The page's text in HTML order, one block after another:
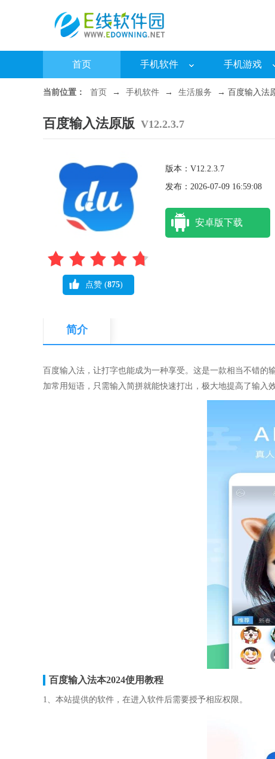
首页 手机软件 手机游戏
当前位置： 首页 → 手机软件 → 生活服务 → 百度输入法
百度输入法原版 V12.2.3.7
点赞 (875)
版本：V12.2.3.7
发布：2026-07-09 16:59:08
安卓版下载
简介
百度输入法，让打字也能成为一种享受。这是一款相当不错
加常用短语，只需输入简拼就能快速打出，极大地提高了输入
百度输入法本2024使用教程
1、本站提供的软件，在进入软件后需要授予相应权限。